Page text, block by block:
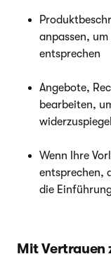
anpassen,
entsprechen
Angebote,
bearbeiten,
Wenn Ihre
entsprechen,
die
Mit Vertrauen